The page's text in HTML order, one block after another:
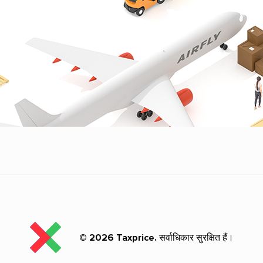
© 2026 Taxprice. सर्वाधिकार सुरक्षित हैं।